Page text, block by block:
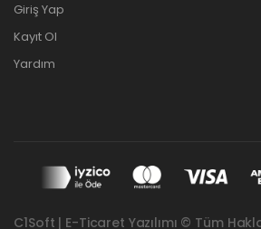
Giriş Yap
Kayıt Ol
Yardım
C1Soft | E-Ticaret Yazılımı © Tüm